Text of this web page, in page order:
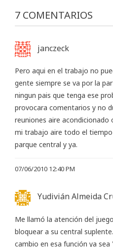
7 COMENTARIOS
janczeck
Pero aqui en el trabajo no
gente siempre se va por la
ningun pais que tenga ese
provocara comentarios y no
reuniones aire
mi trabajo aire todo el tiempo
parque central y ya.
07/06/2010 12:40 PM
Yudivián Almeida
Me llamó la atención del
bloquear a su central
cambio en esa función ya sea